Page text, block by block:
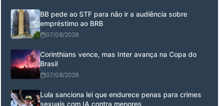
BB pede ao STF para não ir a audiência sobre
empréstimo ao BRB
07/08/2026
Corinthians vence, mas Inter avança na Copa do
Brasil
07/08/2026
Lula sanciona lei que endurece penas para crimes
sexuais com IA contra menores